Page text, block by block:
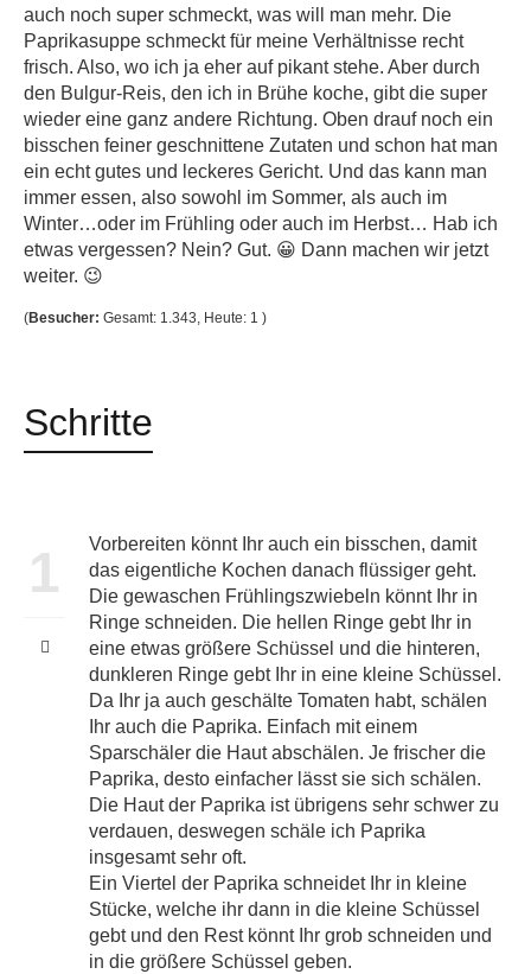
auch noch super schmeckt, was will man mehr. Die
Paprikasuppe schmeckt für meine Verhältnisse recht
frisch. Also, wo ich ja eher auf pikant stehe. Aber durch
den Bulgur-Reis, den ich in Brühe koche, gibt die super
wieder eine ganz andere Richtung. Oben drauf noch ein
bisschen feiner geschnittene Zutaten und schon hat man
ein echt gutes und leckeres Gericht. Und das kann man
immer essen, also sowohl im Sommer, als auch im
Winter…oder im Frühling oder auch im Herbst… Hab ich
etwas vergessen? Nein? Gut. 😀 Dann machen wir jetzt
weiter. 😉
(Besucher: Gesamt: 1.343, Heute: 1 )
Schritte
1
Vorbereiten könnt Ihr auch ein bisschen, damit
das eigentliche Kochen danach flüssiger geht.
Die gewaschen Frühlingszwiebeln könnt Ihr in
Ringe schneiden. Die hellen Ringe gebt Ihr in
eine etwas größere Schüssel und die hinteren,
dunkleren Ringe gebt Ihr in eine kleine Schüssel.
Da Ihr ja auch geschälte Tomaten habt, schälen
Ihr auch die Paprika. Einfach mit einem
Sparschäler die Haut abschälen. Je frischer die
Paprika, desto einfacher lässt sie sich schälen.
Die Haut der Paprika ist übrigens sehr schwer zu
verdauen, deswegen schäle ich Paprika
insgesamt sehr oft.
Ein Viertel der Paprika schneidet Ihr in kleine
Stücke, welche ihr dann in die kleine Schüssel
gebt und den Rest könnt Ihr grob schneiden und
in die größere Schüssel geben.